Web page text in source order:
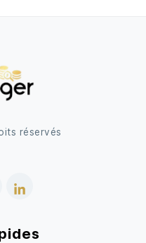
réservés
LinkedIn